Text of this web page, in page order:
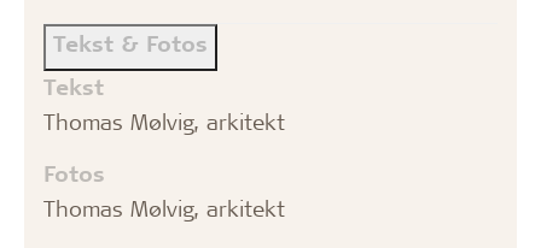
Tekst & Fotos
Tekst
Thomas Mølvig, arkitekt
Fotos
Thomas Mølvig, arkitekt